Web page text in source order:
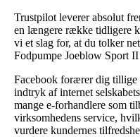
Trustpilot leverer absolut
en længere række tidligere
vi et slag for, at du tolker
Fodpumpe Joeblow Sport
Facebook forærer dig tillige
indtryk af internet
mange e-forhandlere som
virksomhedens service,
vurdere kundernes